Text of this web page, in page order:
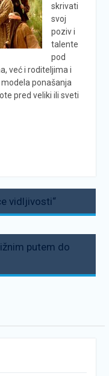
skrivati
svoj
poziv i
talente
pod
već i roditeljima i
ponašanja
pred veliki ili sveti
vidljivosti“
putem do